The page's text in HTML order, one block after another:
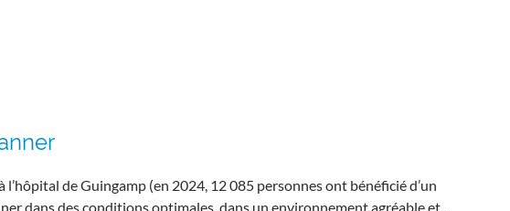
de Guingamp (en 2024, 12 085 personnes ont bénéficié d’un
dans des conditions optimales, dans un environnement agréable et…